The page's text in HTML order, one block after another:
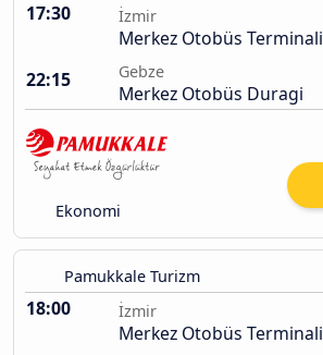
17:30 İzmir
Merkez Otobüs Terminali
22:15
Gebze
Merkez Otobüs Duragi
Ekonomi
Pamukkale Turizm
18:00 İzmir
Merkez Otobüs Terminali